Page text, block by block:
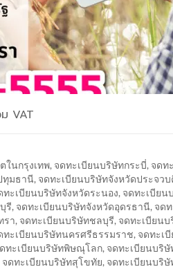
VAT
ในกรุงเทพ, จดทะเบียนบริษัทกระบี่, จดท
ทุมธานี, จดทะเบียนบริษัทจังหวัดประจว
ทะเบียนบริษัทจังหวัดระนอง, จดทะเบียน
รี, จดทะเบียนบริษัทจังหวัดอุดรธานี, จด
รา, จดทะเบียนบริษัทชลบุรี, จดทะเบียน
ทะเบียนบริษัทนครศรีธรรมราช, จดทะเ
ทะเบียนบริษัทพิษณุโลก, จดทะเบียนบริ
จดทะเบียนบริษัทสุโขทัย, จดทะเบียนบริษั